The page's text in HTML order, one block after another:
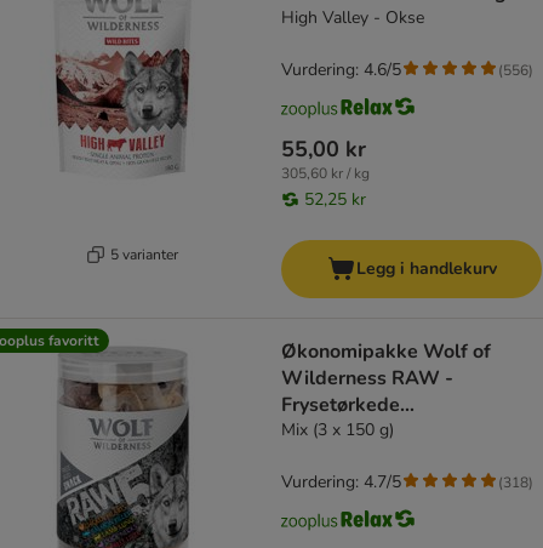
5 varianter
High Valley - Okse
55,00 kr
305,60 kr / kg
52,25 kr
Vurdering: 4.6/5 (556)
Legg i handlekurv
favoritt
Økonomipakke Wolf of
Wilderness RAW -
Frysetørkede
premiumsnacks
Mix (3 x 150 g)
Vurdering: 4.7/5 (318)